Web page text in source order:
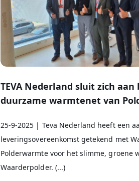
TEVA Nederland sluit zich
duurzame warmtenet van
25-9-2025 | Teva Nederland heeft een
leveringsovereenkomst getekend met
Polderwarmte voor het slimme, groene
Waarderpolder. (...)